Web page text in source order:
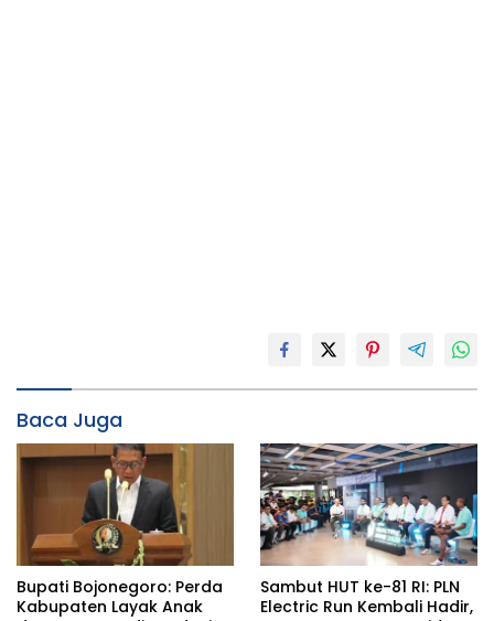
Baca Juga
Bupati Bojonegoro: Perda
Kabupaten Layak Anak
Sambut HUT ke-81 RI: PLN
Electric Run Kembali Hadir,